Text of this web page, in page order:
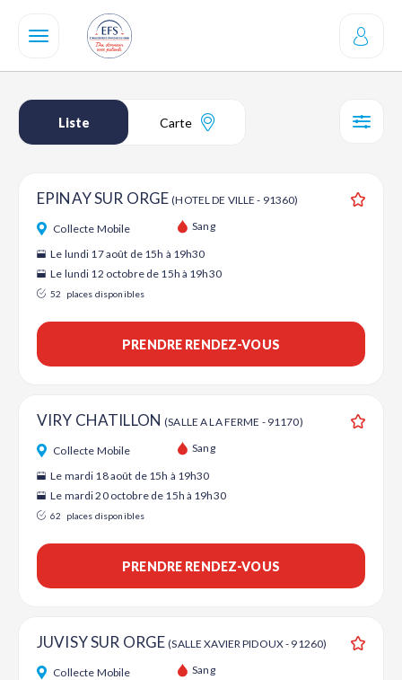
contenu
Liste Carte
EPINAY SUR ORGE(HOTEL DE VILLE - 91360)
Collecte Mobile Sang
Le lundi 17 août de 15h à 19h30
Le lundi 12 octobre de 15h à 19h30
52 places disponibles
PRENDRE RENDEZ-VOUS
VIRY CHATILLON(SALLE A LA FERME - 91170)
Collecte Mobile Sang
Le mardi 18 août de 15h à 19h30
Le mardi 20 octobre de 15h à 19h30
62 places disponibles
PRENDRE RENDEZ-VOUS
JUVISY SUR ORGE(SALLE XAVIER PIDOUX - 91260)
Collecte Mobile Sang